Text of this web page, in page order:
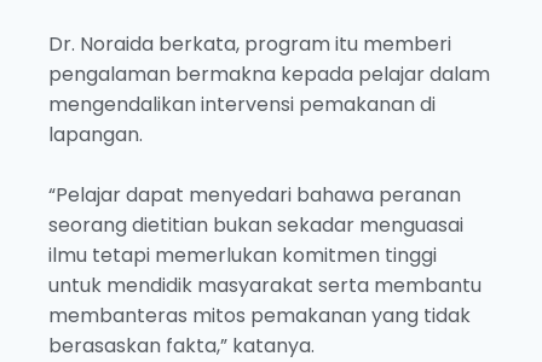
Dr. Noraida berkata, program itu memberi
pengalaman bermakna kepada pelajar dalam
mengendalikan intervensi pemakanan di
lapangan.
“Pelajar dapat menyedari bahawa peranan
seorang dietitian bukan sekadar menguasai
ilmu tetapi memerlukan komitmen tinggi
untuk mendidik masyarakat serta membantu
membanteras mitos pemakanan yang tidak
berasaskan fakta,” katanya.